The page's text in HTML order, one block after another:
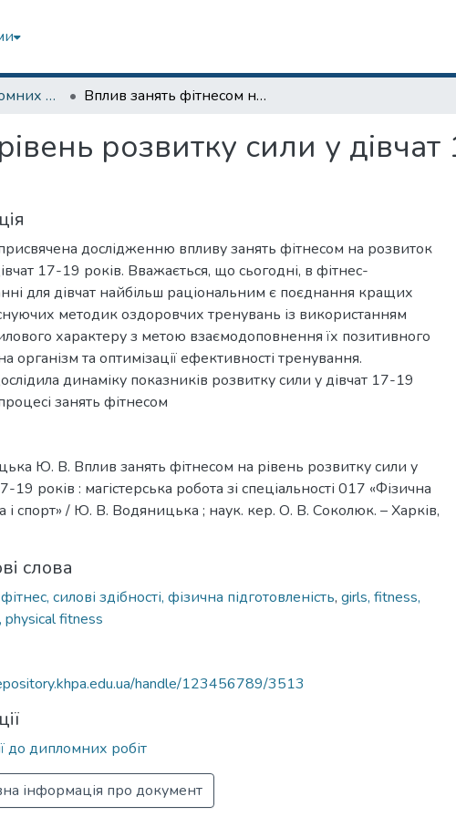
Анотації до дипломних робіт Вплив занять фітнесом на рівень розвитку сили у дівчат 17-19 років
розвитку сили у
дослідженню впливу занять фітнесом на розвиток
17-19 років. Вважається, що сьогодні, в фітнес-
для дівчат найбільш раціональним є поєднання кращих
методик оздоровчих тренувань із використанням
характеру з метою взаємодоповнення їх позитивного
організм та оптимізації ефективності тренування.
динаміку показників розвитку сили у дівчат 17-19
занять фітнесом
Ю. В. Вплив занять фітнесом на рівень розвитку сили у
19 років : магістерська робота зі спеціальності 017 «Фізична
і спорт» / Ю. В. Водяницька ; наук. кер. О. В. Соколюк. – Харків,
слова
силові здібності, фізична підготовленість, girls, fitness,
physical fitness
handle/123456789/3513
до дипломних робіт
інформація про документ